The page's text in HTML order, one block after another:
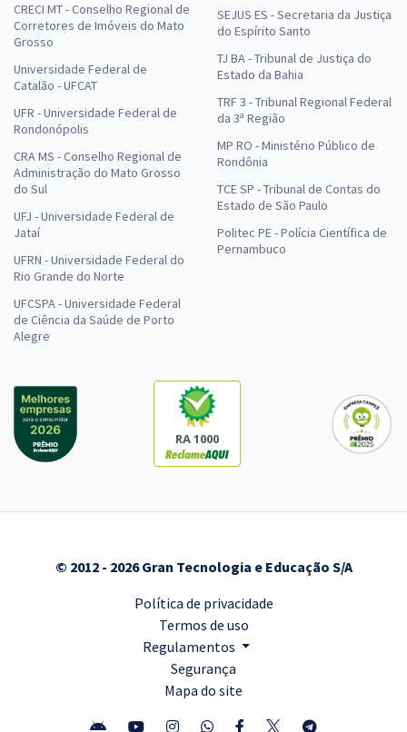
CRECI MT - Conselho Regional de
Corretores de Imóveis do Mato
Grosso
Universidade Federal de
Catalão - UFCAT
UFR - Universidade Federal de
Rondonópolis
CRA MS - Conselho Regional de
Administração do Mato Grosso
do Sul
UFJ - Universidade Federal de
Jataí
UFRN - Universidade Federal do
Rio Grande do Norte
UFCSPA - Universidade Federal
de Ciência da Saúde de Porto
Alegre
SEJUS ES - Secretaria da Justiça
do Espírito Santo
TJ BA - Tribunal de Justiça do
Estado da Bahia
TRF 3 - Tribunal Regional Federal
da 3ª Região
MP RO - Ministério Público de
Rondônia
TCE SP - Tribunal de Contas do
Estado de São Paulo
Politec PE - Polícia Científica de
Pernambuco
RA 1000
© 2012 - 2026 Gran Tecnologia e Educação S/A
Política de privacidade
Termos de uso
Regulamentos
Segurança
Mapa do site